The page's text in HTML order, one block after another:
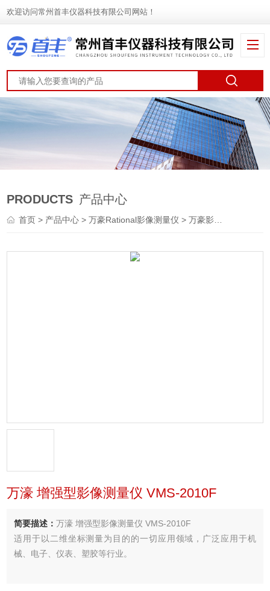
欢迎访问常州首丰仪器科技有限公司网站！
PRODUCTS 产品中心
首页> 产品中心 >万豪Rational影像测量仪 >万豪影像仪
万濠 增强型影像测量仪 VMS-2010F
简要描述：万濠 增强型影像测量仪 VMS-2010F
适用于以二维坐标测量为目的的一切应用领域，广泛应用于机
械、电子、仪表、塑胶等行业。